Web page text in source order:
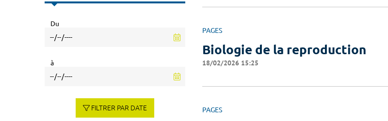
PAGES
Biologie de la reproduction
18/02/2026 15:25
PAGES
Du
à
FILTRER PAR DATE